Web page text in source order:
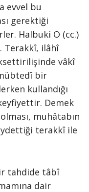
evvel bu
gerektiği
Halbuki O (cc.)
Terakkî, ilâhî
vâkî
bir
kullandığı
Demek
muhâtabın
terakkî ile
tahdide tâbî
dair